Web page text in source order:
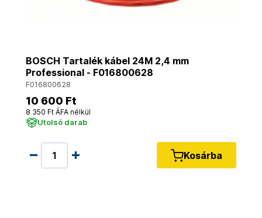
BOSCH Tartalék kábel 24M 2,4 mm
Professional - F016800628
F016800628
10 600 Ft
8 350 Ft ÁFA nélkül
Utolsó darab
Kosárba